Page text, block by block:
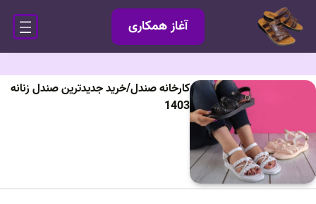
آغاز همکاری
کارخانه صندل/خرید جدیدترین صندل زنانه
1403